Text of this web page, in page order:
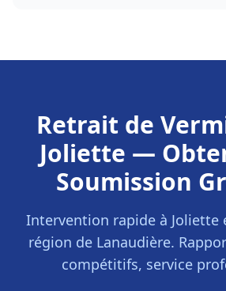
Retrait de
Joliette —
Soumission
Intervention rapide à Joliette
région de Lanaudière.
compétitifs, service